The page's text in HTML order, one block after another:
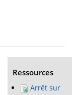
Ressources
Arrêt sur